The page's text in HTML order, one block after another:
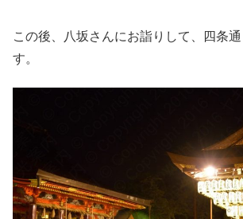
この後、八坂さんにお詣りして、四条
す。